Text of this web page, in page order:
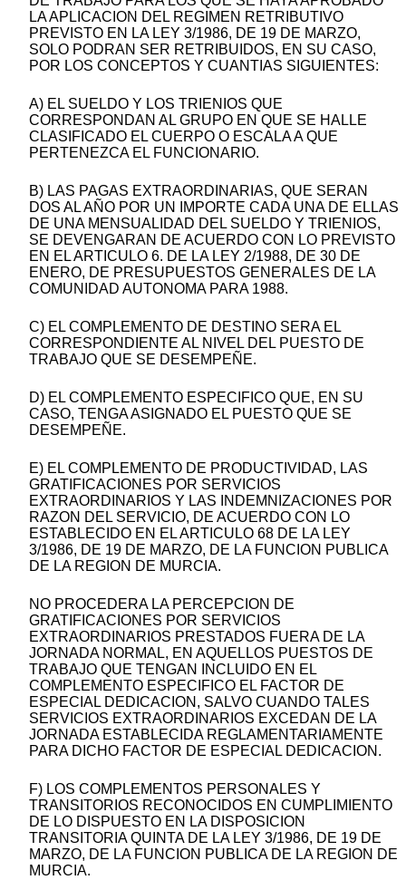
LA APLICACION DEL REGIMEN RETRIBUTIVO
PREVISTO EN LA LEY 3/1986, DE 19 DE MARZO,
SOLO PODRAN SER RETRIBUIDOS, EN SU CASO,
POR LOS CONCEPTOS Y CUANTIAS SIGUIENTES:
A) EL SUELDO Y LOS TRIENIOS QUE
CORRESPONDAN AL GRUPO EN QUE SE HALLE
CLASIFICADO EL CUERPO O ESCALA A QUE
PERTENEZCA EL FUNCIONARIO.
B) LAS PAGAS EXTRAORDINARIAS, QUE SERAN
DOS AL AÑO POR UN IMPORTE CADA UNA DE ELLAS
DE UNA MENSUALIDAD DEL SUELDO Y TRIENIOS,
SE DEVENGARAN DE ACUERDO CON LO PREVISTO
EN EL ARTICULO 6. DE LA LEY 2/1988, DE 30 DE
ENERO, DE PRESUPUESTOS GENERALES DE LA
COMUNIDAD AUTONOMA PARA 1988.
C) EL COMPLEMENTO DE DESTINO SERA EL
CORRESPONDIENTE AL NIVEL DEL PUESTO DE
TRABAJO QUE SE DESEMPEÑE.
D) EL COMPLEMENTO ESPECIFICO QUE, EN SU
CASO, TENGA ASIGNADO EL PUESTO QUE SE
DESEMPEÑE.
E) EL COMPLEMENTO DE PRODUCTIVIDAD, LAS
GRATIFICACIONES POR SERVICIOS
EXTRAORDINARIOS Y LAS INDEMNIZACIONES POR
RAZON DEL SERVICIO, DE ACUERDO CON LO
ESTABLECIDO EN EL ARTICULO 68 DE LA LEY
3/1986, DE 19 DE MARZO, DE LA FUNCION PUBLICA
DE LA REGION DE MURCIA.
NO PROCEDERA LA PERCEPCION DE
GRATIFICACIONES POR SERVICIOS
EXTRAORDINARIOS PRESTADOS FUERA DE LA
JORNADA NORMAL, EN AQUELLOS PUESTOS DE
TRABAJO QUE TENGAN INCLUIDO EN EL
COMPLEMENTO ESPECIFICO EL FACTOR DE
ESPECIAL DEDICACION, SALVO CUANDO TALES
SERVICIOS EXTRAORDINARIOS EXCEDAN DE LA
JORNADA ESTABLECIDA REGLAMENTARIAMENTE
PARA DICHO FACTOR DE ESPECIAL DEDICACION.
F) LOS COMPLEMENTOS PERSONALES Y
TRANSITORIOS RECONOCIDOS EN CUMPLIMIENTO
DE LO DISPUESTO EN LA DISPOSICION
TRANSITORIA QUINTA DE LA LEY 3/1986, DE 19 DE
MARZO, DE LA FUNCION PUBLICA DE LA REGION DE
MURCIA.